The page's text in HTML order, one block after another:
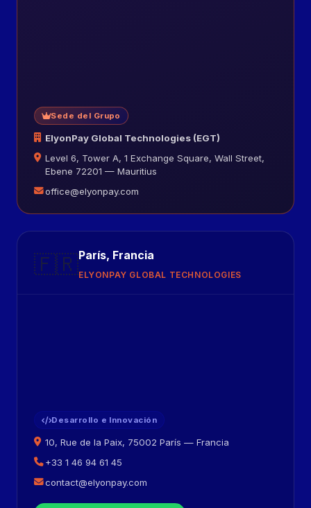
Sede del Grupo
ElyonPay Global Technologies (EGT)
Level 6, Tower A, 1 Exchange Square, Wall Street,
Ebene 72201 — Mauritius
office@elyonpay.com
🇫🇷París, Francia
ELYONPAY GLOBAL TECHNOLOGIES
Desarrollo e Innovación
10, Rue de la Paix, 75002 París — Francia
+33 1 46 94 61 45
contact@elyonpay.com